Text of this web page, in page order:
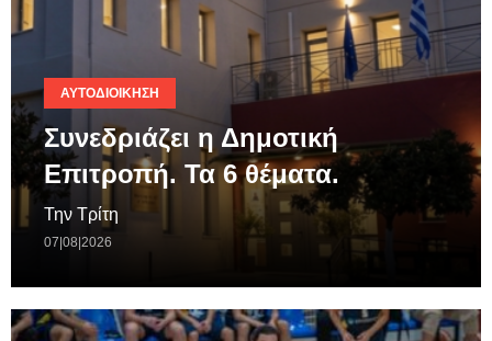
ΑΥΤΟΔΙΟΊΚΗΣΗ
Συνεδριάζει η Δημοτική
Επιτροπή. Τα 6 θέματα.
Την Τρίτη
07|08|2026